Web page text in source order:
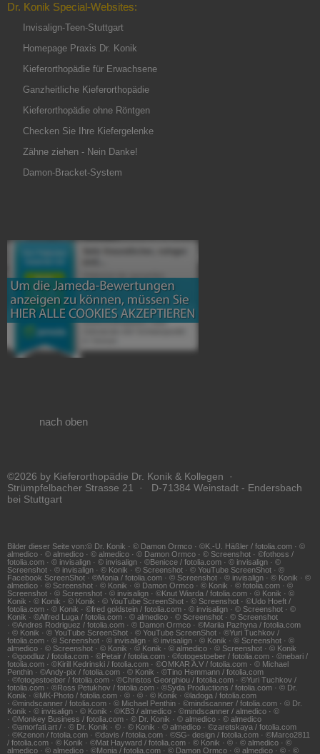
Dr. Konik Special-Websites:
Invisalign-Teen-Stuttgart
Homepage Praxis Dr. Konik
Kieferorthopädie für Erwachsene
Ganzheitliche Kieferorthopädie
Kieferorthopädie ohne Röntgen
Checken Sie Ihre Kiefergelenke
Zähne ziehen - Nein Danke!
Damon-Bracket-System
nach oben
©2026 by Kieferorthopädie Dr. Konik & Kollegen ·
Strümpfelbacher Strasse 21 · D-71384 Weinstadt - Endersbach
bei Stuttgart
Bilder dieser Seite von:© Dr. Konik · © Damon Ormco · ©K.-U. Häßler / fotolia.com · ©
almedico · © almedico · © almedico · © Damon Ormco · © Screenshot · ©fothoss /
fotolia.com · © invisalign · © invisalign · ©Benicce / fotolia.com · © invisalign · ©
Screenshot · © invisalign · © Konik · © Screenshot · © YouTube ScreenShot · ©
Facebook ScreenShot · ©Monia / fotolia.com · © Screenshot · © invisalign · © Konik · ©
almedico · © Screenshot · © Konik · © Damon Ormco · © Konik · © fotolia.com · ©
Screenshot · © Screenshot · © invisalign · ©Knut Wiarda / fotolia.com · © Konik · ©
Konik · © Konik · © Konik · © YouTube ScreenShot · © Screenshot · ©Udo Hoeft /
fotolia.com · © Konik · ©fred goldstein / fotolia.com · © invisalign · © Screenshot · ©
Konik · ©Alfred Luga / fotolia.com · © almedico · © Screenshot · © Screenshot
· ©Andres Rodriguez / fotolia.com · © Damon Ormco · ©Mariia Pazhyna / fotolia.com
· © Konik · © YouTube ScreenShot · © YouTube ScreenShot · ©Yuri Tuchkov /
fotolia.com · © Screenshot · © invisalign · © invisalign · © Konik · © Screenshot · ©
almedico · © Screenshot · © Konik · © Konik · © almedico · © Screenshot · © Konik
· ©goodluz / fotolia.com · ©Petair / fotolia.com · ©fotogestoeber / fotolia.com · ©nebari /
fotolia.com · ©Kirill Kedrinski / fotolia.com · ©OMKAR A.V / fotolia.com · © Michael
Penthin · ©Andy-pix / fotolia.com · © Konik · ©Tino Hemmann / fotolia.com
· ©fotogestoeber / fotolia.com · ©Christos Georghiou / fotolia.com · ©Yuri Tuchkov /
fotolia.com · ©Ross Petukhov / fotolia.com · ©Syda Productions / fotolia.com · © Dr.
Konik · ©MK-Photo / fotolia.com · © · © · © Konik · ©ladoga / fotolia.com
· ©mindscanner / fotolia.com · © Michael Penthin · ©mindscanner / fotolia.com · © Dr.
Konik · © invisalign · © Konik · ©KB3 / almedico · ©mindscanner / almedico · ©
· ©Monkey Business / fotolia.com · © Dr. Konik · © almedico · © almedico
· ©amorfati.art / · © Dr. Konik · © · © Konik · © almedico · ©zaretskaya / fotolia.com
· ©Kzenon / fotolia.com · ©davis / fotolia.com · ©SG- design / fotolia.com · ©Marco2811
/ fotolia.com · © Konik · ©Mat Hayward / fotolia.com · © Konik · © · © almedico · ©
almedico · © almedico · ©Monia / fotolia.com · © Damon Ormco · © almedico · © · ©